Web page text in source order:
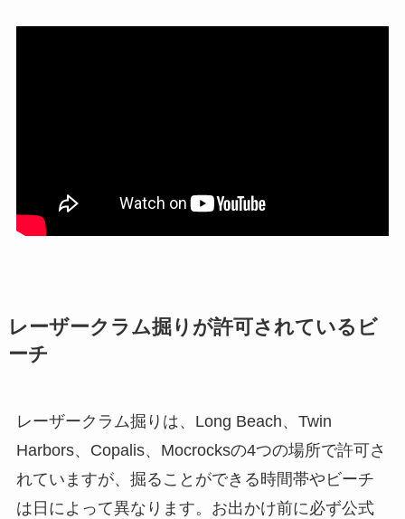
レーザークラム掘りが許可されているビ
ーチ
レーザークラム掘りは、Long Beach、Twin
Harbors、Copalis、Mocrocksの4つの場所で許可さ
れていますが、掘ることができる時間帯やビーチ
は日によって異なります。お出かけ前に必ず公式